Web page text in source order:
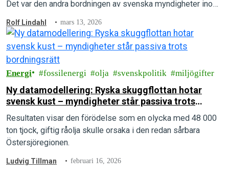
Det var den andra bordningen av svenska myndigheter inom
Rolf Lindahl mars 13, 2026
Energi fossilenergi olja svenskpolitik miljögifter
Ny datamodellering: Ryska skuggflottan hotar
svensk kust – myndigheter står passiva trots
bordningsrätt
Resultaten visar den förödelse som en olycka med 48 000
ton tjock, giftig råolja skulle orsaka i den redan sårbara
Östersjöregionen.
Ludvig Tillman februari 16, 2026